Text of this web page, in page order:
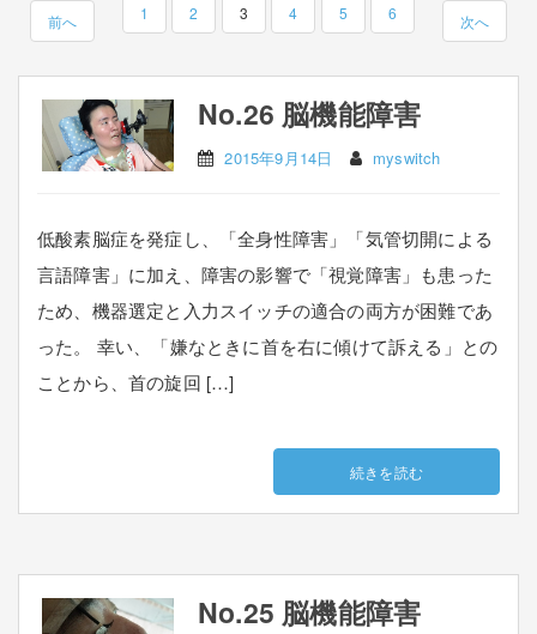
前へ 1 2 3 4 5 6 次へ
No.26 脳機能障害
2015年9月14日 myswitch
低酸素脳症を発症し、「全身性障害」「気管切開による
言語障害」に加え、障害の影響で「視覚障害」も患った
ため、機器選定と入力スイッチの適合の両方が困難であ
った。 幸い、「嫌なときに首を右に傾けて訴える」との
ことから、首の旋回 […]
続きを読む
No.25 脳機能障害